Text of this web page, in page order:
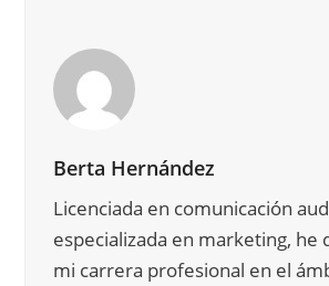
Berta Hernández
Licenciada en comunicación
especializada en marketing, he
mi carrera profesional en el